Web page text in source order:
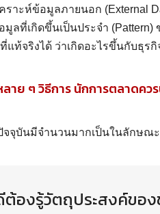
ราะห์ข้อมูลภายนอก (External
ลที่เกิดขึ้นเป็นประจำ
ท้จริงได้ ว่าเกิดอะไรขึ้นกับธุรกิ
าย ๆ วิธีการ นักการตลาดคว
จุบันมีจำนวนมากเป็นในลักษณะ
องรู้วัตถุประสงค์ขอ